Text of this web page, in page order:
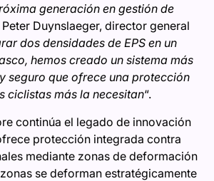
generación en gestión de
Peter Duynslaeger, director general
dos densidades de EPS en un
hemos creado un sistema más
seguro que ofrece una protección
ciclistas más la necesitan“.
continúa el legado de innovación
protección integrada contra
mediante zonas de deformación
se deforman estratégicamente